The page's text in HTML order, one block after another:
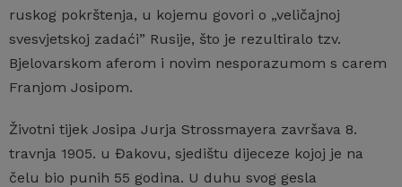
ruskog pokrštenja, u kojemu govori o „veličajnoj
svesvjetskoj zadaći” Rusije, što je rezultiralo tzv.
Bjelovarskom aferom i novim nesporazumom s carem
Franjom Josipom.
Životni tijek Josipa Jurja Strossmayera završava 8.
travnja 1905. u Đakovu, sjedištu dijeceze kojoj je na
čelu bio punih 55 godina. U duhu svog gesla